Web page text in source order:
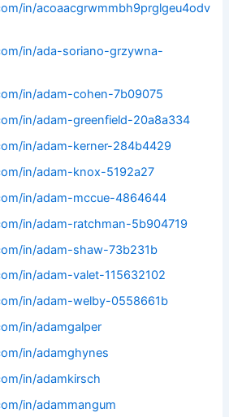
in/acoaacgrwmmbh9prglgeu4odv
in/ada-soriano-grzywna-
in/adam-cohen-7b09075
in/adam-greenfield-20a8a334
in/adam-kerner-284b4429
in/adam-knox-5192a27
in/adam-mccue-4864644
in/adam-ratchman-5b904719
in/adam-shaw-73b231b
in/adam-valet-115632102
in/adam-welby-0558661b
in/adamgalper
in/adamghynes
in/adamkirsch
in/adammangum